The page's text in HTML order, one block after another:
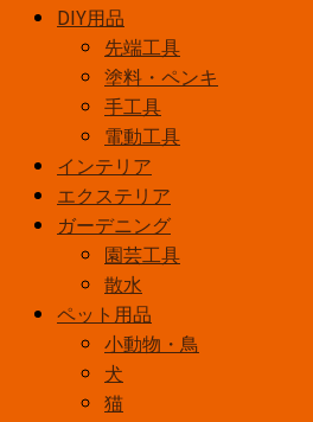
DIY用品
先端工具
塗料・ペンキ
手工具
電動工具
インテリア
エクステリア
ガーデニング
園芸工具
散水
ペット用品
小動物・鳥
犬
猫